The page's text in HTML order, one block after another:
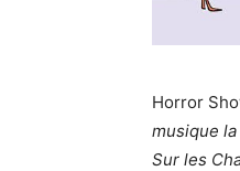
Horror
musique
Sur les